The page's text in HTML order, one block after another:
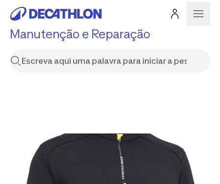
Manutenção e Reparação